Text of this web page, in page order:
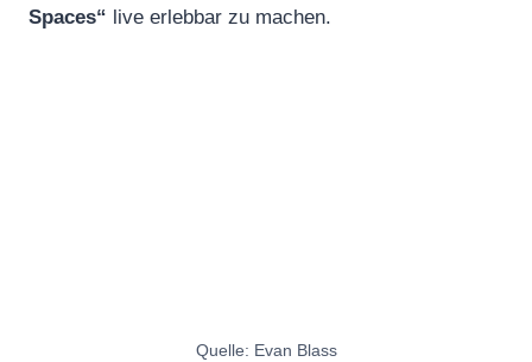
Spaces“ live erlebbar zu machen.
Quelle: Evan Blass